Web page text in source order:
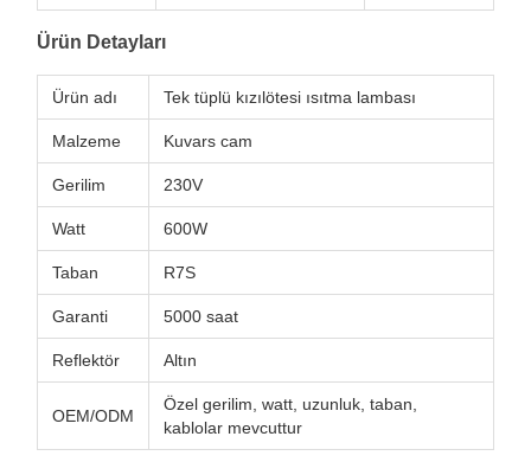
Ürün Detayları
Ürün adı Tek tüplü kızılötesi ısıtma lambası
Malzeme Kuvars cam
Gerilim 230V
Watt 600W
Taban R7S
Garanti 5000 saat
Reflektör Altın
OEM/ODM
Özel gerilim, watt, uzunluk, taban,
kablolar mevcuttur